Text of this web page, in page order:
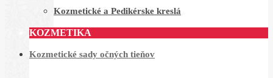
Kozmetické a Pedikérske kreslá
KOZMETIKA
Kozmetické sady očných tieňov